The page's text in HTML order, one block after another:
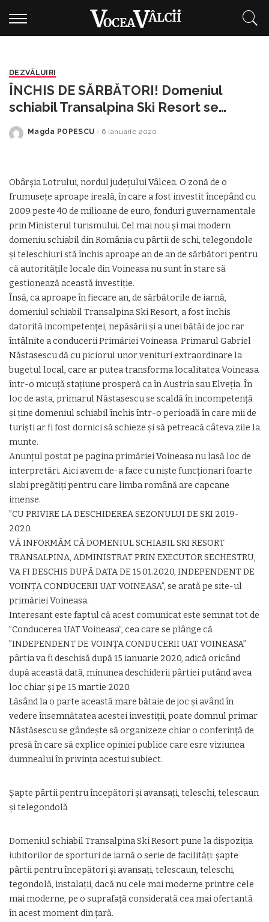
DEZVĂLUIRI
ÎNCHIS DE SĂRBĂTORI! Domeniul
schiabil Transalpina Ski Resort se
îneacă în neputință, nesimțire și bătaie
de joc
Posted
Magda POPESCU 6 ianuarie 2020
Obârșia Lotrului, nordul judeţului Vâlcea. O zonă de o
frumusețe aproape ireală, în care a fost investit începând cu
2009 peste 40 de milioane de euro, fonduri guvernamentale
prin Ministerul turismului. Cel mai nou și mai modern
domeniu schiabil din România cu pârtii de schi, telegondole
și teleschiuri stă închis aproape an de an de sărbători pentru
că autoritățile locale din Voineasa nu sunt în stare să
gestionează această investiție.
Însă, ca aproape în fiecare an, de sărbătorile de iarnă,
domeniul schiabil Transalpina Ski Resort, a fost închis
datorită incompetenței, nepăsării și a unei bătăi de joc rar
întâlnite a conducerii Primăriei Voineasa. Primarul Gabriel
Năstasescu dă cu piciorul unor venituri extraordinare la
bugetul local, care ar putea transforma localitatea Voineasa
într-o micuță stațiune prosperă ca în Austria sau Elveția. În
loc de asta, primarul Năstasescu se scaldă în incompetență
și ține domeniul schiabil închis într-o perioadă în care mii de
turiști ar fi fost dornici să schieze și să petreacă câteva zile la
munte.
Anunțul postat pe pagina primăriei Voineasa nu lasă loc de
interpretări. Aici avem de-a face cu niște funcționari foarte
slabi pregătiți pentru care limba română are capcane
imense.
”CU PRIVIRE LA DESCHIDEREA SEZONULUI DE SKI 2019-
2020.
VĂ INFORMĂM CĂ DOMENIUL SCHIABIL SKI RESORT
TRANSALPINA, ADMINISTRAT PRIN EXECUTOR SECHESTRU,
VA FI DESCHIS DUPĂ DATA DE 15.01.2020, INDEPENDENT DE
VOINȚA CONDUCERII UAT VOINEASA”, se arată pe site-ul
primăriei Voineasa.
Interesant este faptul că acest comunicat este semnat tot de
”Conducerea UAT Voineasa”, cea care se plânge că
”INDEPENDENT DE VOINȚA CONDUCERII UAT VOINEASA”
pârtia va fi deschisă după 15 ianuarie 2020, adică oricând
după această dată, minunea deschiderii pârtiei putând avea
loc chiar și pe 15 martie 2020.
Lăsând la o parte această mare bătaie de joc și având în
vedere însemnătatea acestei investiții, poate domnul primar
Năstăsescu se gândește să organizeze chiar o conferință de
presă în care să explice opiniei publice care esre viziunea
dumnealui în privința acestui subiect.
Şapte pârtii pentru începători şi avansaţi, teleschi, telescaun
şi telegondolă
Domeniul schiabil Transalpina Ski Resort pune la dispoziţia
iubitorilor de sporturi de iarnă o serie de facilităţi: şapte
pârtii pentru începători şi avansaţi, telescaun, teleschi,
tegondolă, instalaţii, dacă nu cele mai moderne printre cele
mai moderne, pe o suprafaţă considerată cea mai ofertantă
în acest moment din ţară.